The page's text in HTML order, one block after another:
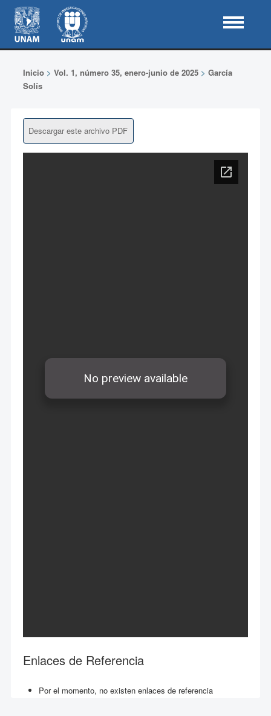
Inicio> Vol. 1, número 35, enero-junio de 2025> García
Solís
Descargar este archivo PDF
Enlaces de Referencia
Por el momento, no existen enlaces de referencia